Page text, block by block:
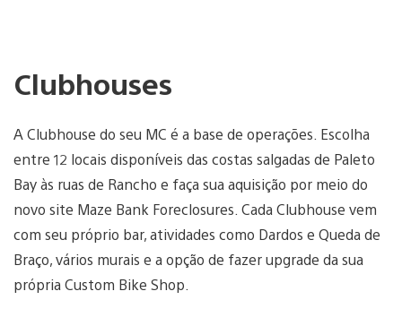
Clubhouses
A Clubhouse do seu MC é a base de operações. Escolha
entre 12 locais disponíveis das costas salgadas de Paleto
Bay às ruas de Rancho e faça sua aquisição por meio do
novo site Maze Bank Foreclosures. Cada Clubhouse vem
com seu próprio bar, atividades como Dardos e Queda de
Braço, vários murais e a opção de fazer upgrade da sua
própria Custom Bike Shop.